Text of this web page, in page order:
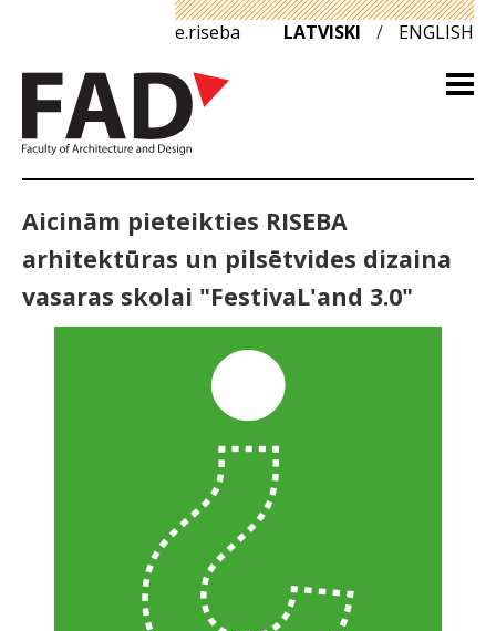
e.riseba LATVISKI / ENGLISH
Aicinām pieteikties RISEBA
arhitektūras un pilsētvides dizaina
vasaras skolai "FestivaL'and 3.0"